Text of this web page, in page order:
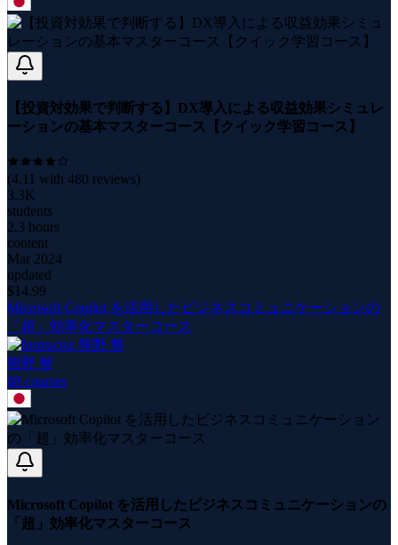
【投資対効果で判断する】DX導入による収益効果シミュレ
ーションの基本マスターコース【クイック学習コース】
(4.11 with 480 reviews)
3.3K
students
2.3 hours
content
Mar 2024
updated
$14.99
Microsoft Copilot を活用したビジネスコミュニケーションの
「超」効率化マスターコース
熊野 整
88 courses
Microsoft Copilot を活用したビジネスコミュニケーションの
「超」効率化マスターコース